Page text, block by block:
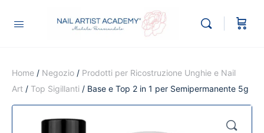
Home / Negozio / Prodotti per Ricostruzione Unghie e Nail
Art / Top Sigillanti / Base e Top 2 in 1 per Semipermanente 5g